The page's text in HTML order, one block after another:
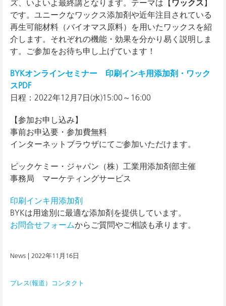
ズ、いよいよ最終講となります。テーマは【 ワックス】
です。ユニークなワックス添加剤や近年注目されている
再生可能材料（バイオマス原料）を用いたワックスを紹
介します。それぞれの機能・効果を分かり易く説明しま
す。ご参加をお待ち申し上げています！
BYKオンラインセミナー 印刷インキ用添加剤・ワック
スPDF
日程：2022年12月7日(水)15:00～16:00
【参加お申し込み】
事前お申込要・参加費無料
インターネットブラウザにてご参加いただけます。
ビックケミー・ジャパン（株）工業用添加剤部主催
事務局 マーケティングサービス
印刷インキ用添加剤
BYKは用途別に最適な添加剤を提供しています。
お問合せフォームからご質問やご相談も承ります。
News | 2022年11月16日
プレス(報道）コンタクト